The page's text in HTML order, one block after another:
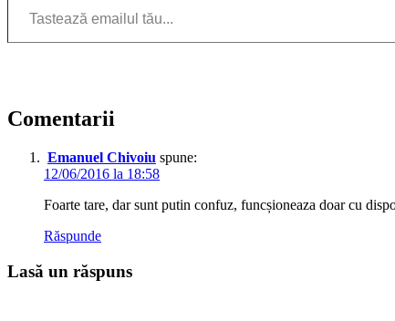
Comentarii
Emanuel Chivoiu spune:
12/06/2016 la 18:58
Foarte tare, dar sunt putin confuz, funcșioneaza doar cu
Răspunde
Lasă un răspuns